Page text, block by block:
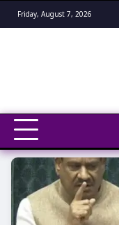
Skip
to
Friday, August 7, 2026